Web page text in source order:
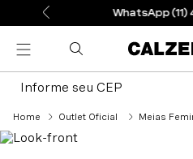
WhatsApp
Informe seu CEP
Outlet Oficial Meias